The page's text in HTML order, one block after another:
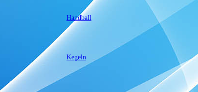
Handball
Kegeln